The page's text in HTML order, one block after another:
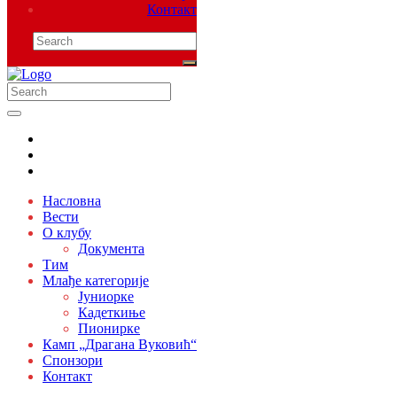
Контакт
Насловна
Вести
О клубу
Документа
Тим
Млађе категорије
Јуниорке
Кадеткиње
Пионирке
Камп „Драгана Вуковић“
Спонзори
Контакт